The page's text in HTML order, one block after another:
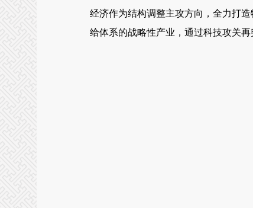
经济作为结构调整主攻方向，全力打
给体系的战略性产业，通过科技攻关